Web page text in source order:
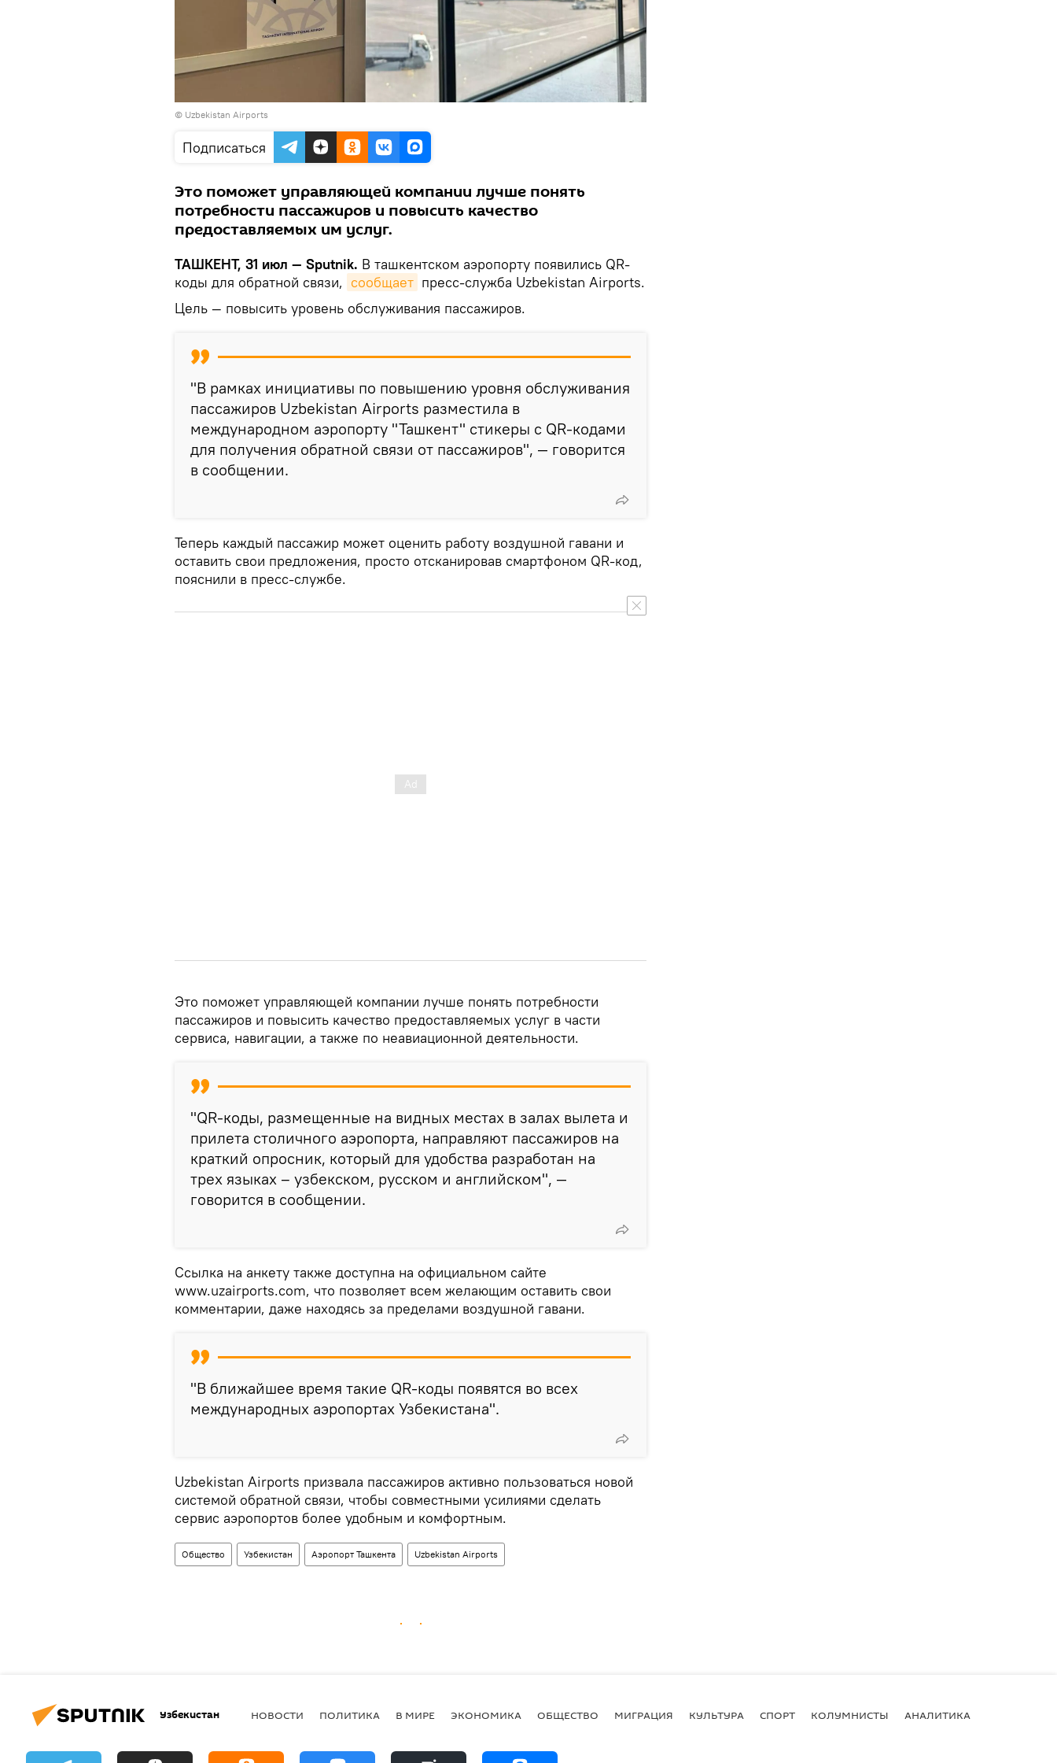
© Uzbekistan Airports
Подписаться
Это поможет управляющей компании лучше понять
потребности пассажиров и повысить качество
предоставляемых им услуг.
ТАШКЕНТ, 31 июл — Sputnik. В ташкентском аэропорту появились QR-
коды для обратной связи, сообщает пресс-служба Uzbekistan Airports.
Цель — повысить уровень обслуживания пассажиров.
"В рамках инициативы по повышению уровня обслуживания
пассажиров Uzbekistan Airports разместила в
международном аэропорту "Ташкент" стикеры с QR-кодами
для получения обратной связи от пассажиров", — говорится
в сообщении.
Теперь каждый пассажир может оценить работу воздушной гавани и
оставить свои предложения, просто отсканировав смартфоном QR-код,
пояснили в пресс-службе.
Это поможет управляющей компании лучше понять потребности
пассажиров и повысить качество предоставляемых услуг в части
сервиса, навигации, а также по неавиационной деятельности.
"QR-коды, размещенные на видных местах в залах вылета и
прилета столичного аэропорта, направляют пассажиров на
краткий опросник, который для удобства разработан на
трех языках – узбекском, русском и английском", —
говорится в сообщении.
Ссылка на анкету также доступна на официальном сайте
www.uzairports.com, что позволяет всем желающим оставить свои
комментарии, даже находясь за пределами воздушной гавани.
"В ближайшее время такие QR-коды появятся во всех
международных аэропортах Узбекистана".
Uzbekistan Airports призвала пассажиров активно пользоваться новой
системой обратной связи, чтобы совместными усилиями сделать
сервис аэропортов более удобным и комфортным.
Общество Узбекистан Аэропорт Ташкента Uzbekistan Airports
Узбекистан НОВОСТИ ПОЛИТИКА В МИРЕ ЭКОНОМИКА ОБЩЕСТВО МИГРАЦИЯ КУЛЬТУРА СПОРТ КОЛУМНИСТЫ АНАЛИТИКА